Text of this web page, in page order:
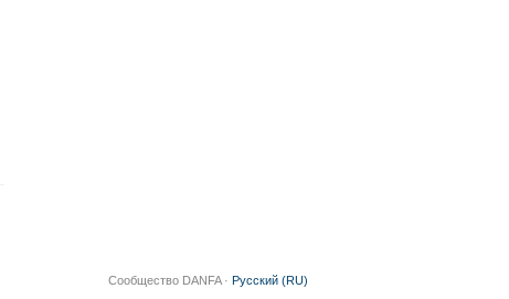
Сообщество DANFA · Русский (RU)